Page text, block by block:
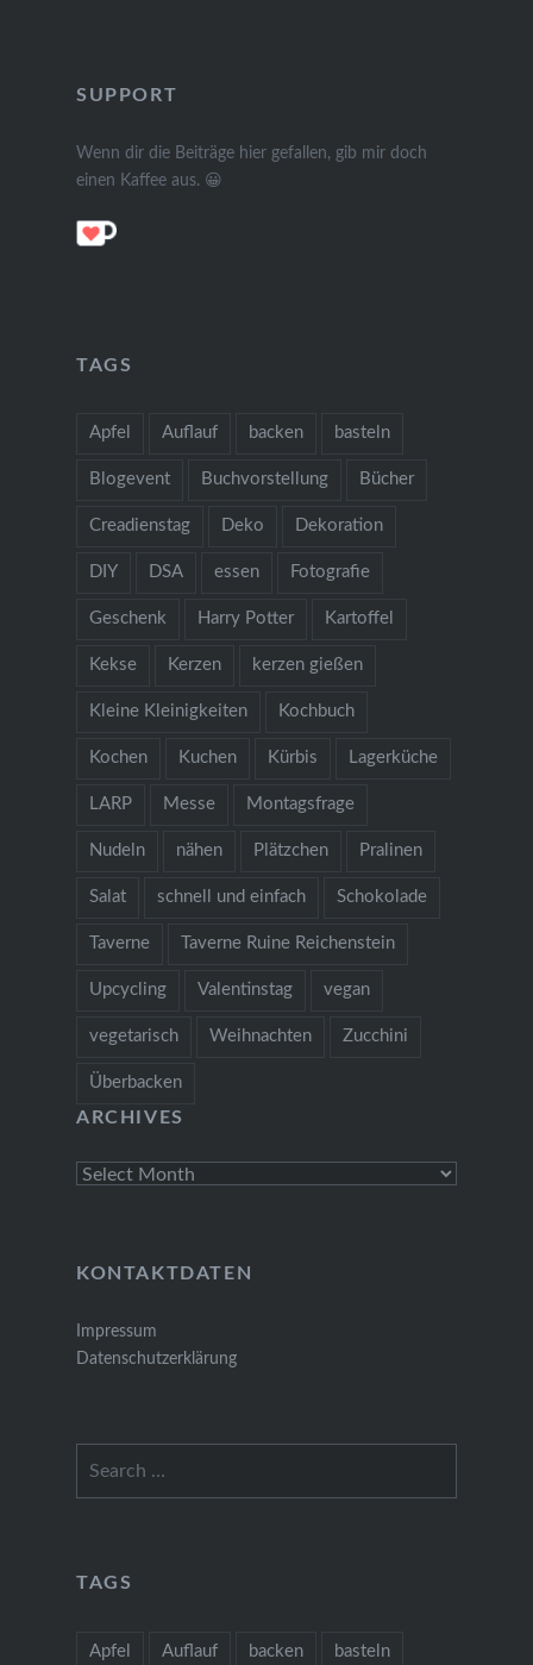
SUPPORT
Wenn dir die Beiträge hier gefallen, gib mir doch
einen Kaffee aus. 😀
TAGS
Apfel Auflauf backen basteln
Blogevent Buchvorstellung Bücher
Creadienstag Deko Dekoration
DIY DSA essen Fotografie
Geschenk Harry Potter Kartoffel
Kekse Kerzen kerzen gießen
Kleine Kleinigkeiten Kochbuch
Kochen Kuchen Kürbis Lagerküche
LARP Messe Montagsfrage
Nudeln nähen Plätzchen Pralinen
Salat schnell und einfach Schokolade
Taverne Taverne Ruine Reichenstein
Upcycling Valentinstag vegan
vegetarisch Weihnachten Zucchini
Überbacken
ARCHIVES
Archives
KONTAKTDATEN
Impressum
Datenschutzerklärung
TAGS
Apfel Auflauf backen basteln